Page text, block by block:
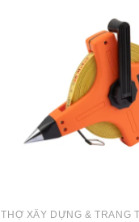
THỢ XÂY DỰNG & TRANG